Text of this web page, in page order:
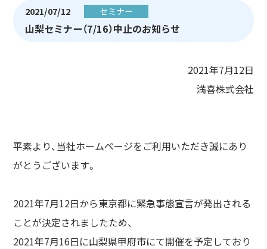
2021/07/12 セミナー
山梨セミナー（7/16）中止のお知らせ
2021年7月12日
満喜株式会社
平素より、当社ホームページをご利用いただき誠にあり
がとうございます。
2021年7月12日から東京都に緊急事態宣言が発出される
ことが決定されましたため、
2021年7月16日に山梨県甲府市にて開催を予定しており